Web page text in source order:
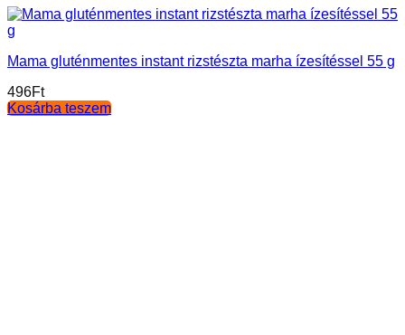
Mama gluténmentes instant rizstészta marha ízesítéssel 55 g
496Ft
Kosárba teszem